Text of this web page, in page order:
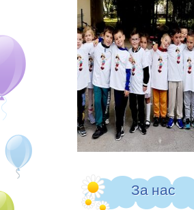
Контакти
За нас